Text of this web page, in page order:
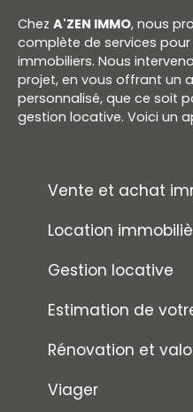
Chez A'ZEN IMMO, nous
complète de services
immobiliers. Nous
projet, en vous offrant un
personnalisé, que ce soit
gestion locative. Voici un
Vente et achat
Location
Gestion locative
Estimation de
Rénovation et
Viager